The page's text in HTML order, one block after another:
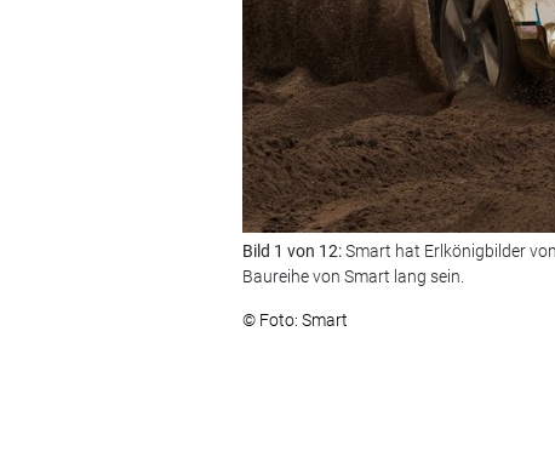
Bild 1 von 12:Smart hat Erlkönigbilder
Baureihe von Smart lang sein.
© Foto: Smart